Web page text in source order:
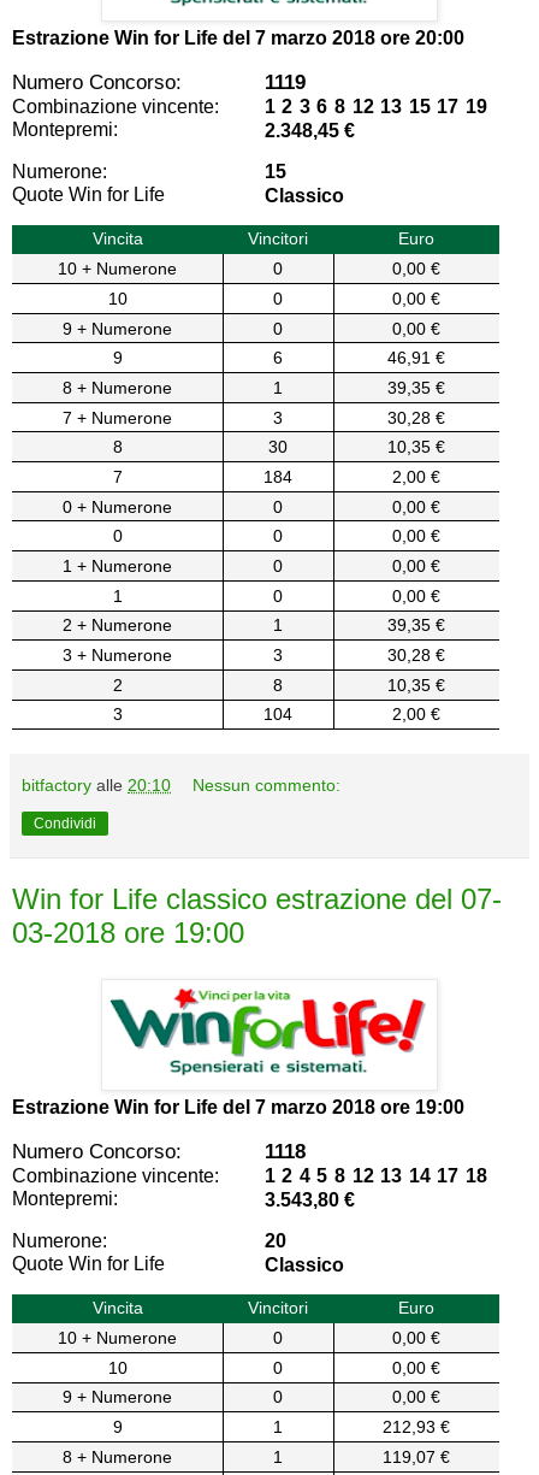
Estrazione Win for Life del 7 marzo 2018 ore 20:00
Numero Concorso: 1119
Combinazione vincente:
1 2 3 6 8 12 13 15 17 19
Montepremi:
2.348,45 €
Numerone:
15
Quote Win for Life
Classico
Vincita Vincitori
Euro
10 + Numerone
0
0,00 €
10
0
0,00 €
9 + Numerone
0
0,00 €
9
6
46,91 €
8 + Numerone
1
39,35 €
7 + Numerone
3
30,28 €
8
30
10,35 €
7
184
2,00 €
0 + Numerone
0
0,00 €
0
0
0,00 €
1 + Numerone
0
0,00 €
1
0
0,00 €
2 + Numerone
1
39,35 €
3 + Numerone
3
30,28 €
2
8
10,35 €
3
104 2,00 €
bitfactory alle 20:10 Nessun commento:
Condividi
Win for Life classico estrazione del 07-
03-2018 ore 19:00
Estrazione Win for Life del 7 marzo 2018 ore 19:00
Numero Concorso: 1118
Combinazione vincente:
1 2 4 5 8 12 13 14 17 18
Montepremi:
3.543,80 €
Numerone:
20
Quote Win for Life
Classico
Vincita Vincitori
Euro
10 + Numerone
0
0,00 €
10
0
0,00 €
9 + Numerone
0
0,00 €
9
1
212,93 €
8 + Numerone
1
119,07 €